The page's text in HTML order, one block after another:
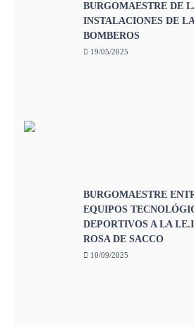
BURGOMAESTRE DE
INSTALACIONES DE
BOMBEROS
19/05/2025
BURGOMAESTRE
EQUIPOS
DEPORTIVOS A LA
ROSA DE SACCO
10/09/2025